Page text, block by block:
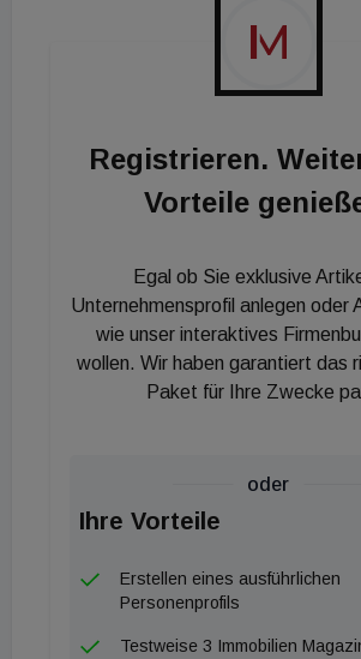
mehr als 230 Familien mit insgesamt
einen Rettungsanker und eine neue
die Zukunft geben konnten. An
Kreuz für die gute Zusammenarbeit
dass wir die erfolgreiche
wichtig, sich auf Altbewährtes
können", erklärt Bernhard
Geschäftsführer von Re/Max Austria.
Registrieren.
Vorteile
Egal ob Sie exklusive
Unternehmensprofil anlegen oder
wie unser interaktives
wollen. Wir haben garantiert das
Paket für Ihre Zwecke
oder
Ihre Vorteile
Erstellen eines ausführlichen
Personenprofils
Testweise 3 Immobilien